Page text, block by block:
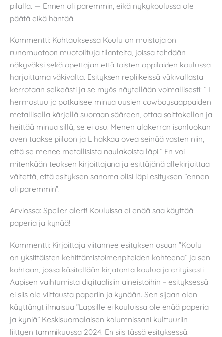
pilalla. — Ennen oli paremmin, eikä nykykoulussa ole
päätä eikä häntää.
Kommentti: Kohtauksessa Koulu on muistoja on
runomuotoon muotoiltuja tilanteita, joissa tehdään
näkyväksi sekä opettajan että toisten oppilaiden koulussa
harjoittama väkivalta. Esityksen repliikeissä väkivallasta
kerrotaan selkeästi ja se myös näytellään voimallisesti: ” L
hermostuu ja potkaisee minua uusien cowboysaappaiden
metallisella kärjellä suoraan sääreen, ottaa soittokellon ja
heittää minua sillä, se ei osu. Menen alakerran isonluokan
oven taakse piiloon ja L hakkaa ovea seinää vasten niin,
että se menee metallisista naulakoista läpi.” En voi
mitenkään teoksen kirjoittajana ja esittäjänä allekirjoittaa
väitettä, että esityksen sanoma olisi läpi esityksen ”ennen
oli paremmin”.
Arviossa: Spoiler alert! Kouluissa ei enää saa käyttää
paperia ja kynää!
Kommentti: Kirjoittaja viitannee esityksen osaan ”Koulu
on yksittäisten kehittämistoimenpiteiden kohteena” ja sen
kohtaan, jossa käsitellään kirjatonta koulua ja erityisesti
Aapisen vaihtumista digitaalisiin aineistoihin – esityksessä
ei siis ole viittausta paperiin ja kynään. Sen sijaan olen
käyttänyt ilmaisua ”Lapsille ei kouluissa ole enää paperia
ja kyniä” Keskisuomalaisen kolumnissani kulttuuriin
liittyen tammikuussa 2024. En siis tässä esityksessä.